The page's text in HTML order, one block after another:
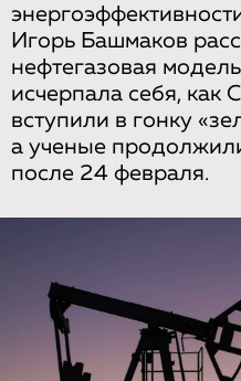
Игорь Башмаков
нефтегазовая
исчерпала себя, как
вступили в гонку
а ученые
после 24 февраля.